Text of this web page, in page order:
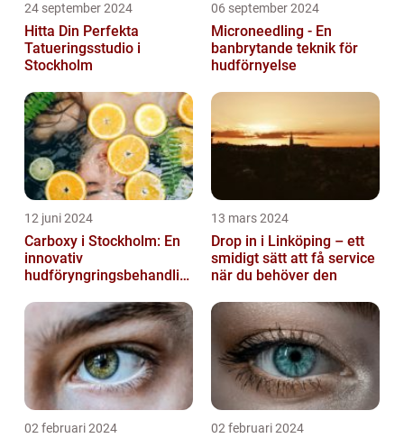
24 september 2024
Hitta Din Perfekta
Tatueringsstudio i
Stockholm
06 september 2024
Microneedling - En
banbrytande teknik för
hudförnyelse
12 juni 2024
Carboxy i Stockholm: En
innovativ
hudföryngringsbehandlin
13 mars 2024
Drop in i Linköping – ett
smidigt sätt att få service
när du behöver den
02 februari 2024 02 februari 2024